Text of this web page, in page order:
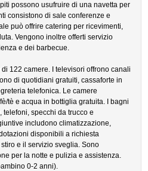
possono usufruire di una navetta per
consistono di sale conferenze e
può offrire catering per ricevimenti,
Vengono inoltre offerti servizio
e dei barbecue.
122 camere. I televisori offrono canali
di quotidiani gratuiti, cassaforte in
telefonica. Le camere
tè e acqua in bottiglia gratuita. I bagni
telefoni, specchi da trucco e
includono climatizzazione,
disponibili a richiesta
e il servizio sveglia. Sono
per la notte e pulizia e assistenza.
0-2 anni).